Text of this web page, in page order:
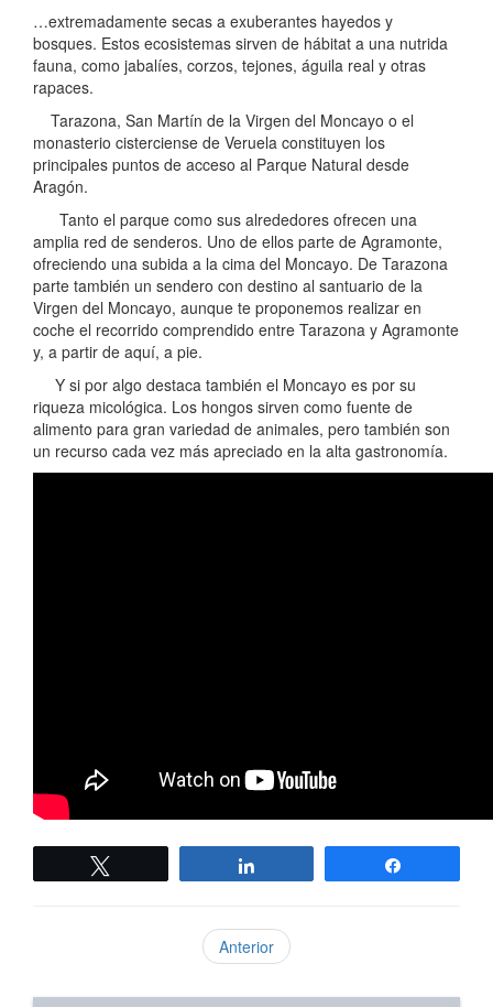
…extremadamente secas a exuberantes hayedos y
bosques. Estos ecosistemas sirven de hábitat a una nutrida
fauna, como jabalíes, corzos, tejones, águila real y otras
rapaces.
Tarazona, San Martín de la Virgen del Moncayo o el
monasterio cisterciense de Veruela constituyen los
principales puntos de acceso al Parque Natural desde
Aragón.
Tanto el parque como sus alrededores ofrecen una
amplia red de senderos. Uno de ellos parte de Agramonte,
ofreciendo una subida a la cima del Moncayo. De Tarazona
parte también un sendero con destino al santuario de la
Virgen del Moncayo, aunque te proponemos realizar en
coche el recorrido comprendido entre Tarazona y Agramonte
y, a partir de aquí, a pie.
Y si por algo destaca también el Moncayo es por su
riqueza micológica. Los hongos sirven como fuente de
alimento para gran variedad de animales, pero también son
un recurso cada vez más apreciado en la alta gastronomía.
Anterior